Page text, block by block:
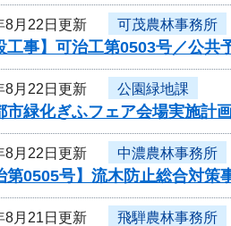
8月22日更新 可茂農林事務所
工事】可治工第0503号／公
8月22日更新 公園緑地課
市緑化ぎふフェア会場実施計
8月22日更新 中濃農林事務所
第0505号】流木防止総合対
8月21日更新 飛騨農林事務所